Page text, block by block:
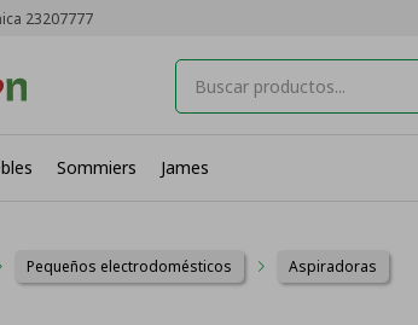
Sommiers James
23207777
Pequeños electrodomésticos Aspiradoras